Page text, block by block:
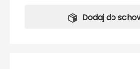
Dodaj do